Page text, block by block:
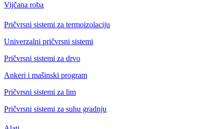
Vijčana roba
Pričvrsni sistemi za termoizolaciju
Univerzalni pričvrsni sistemi
Pričvrsni sistemi za drvo
Ankeri i mašinski program
Pričvrsni sistemi za lim
Pričvrsni sistemi za suhu gradnju